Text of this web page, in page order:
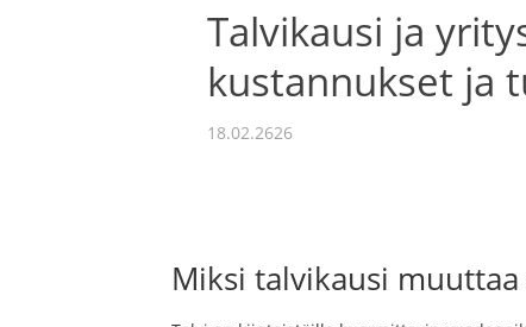
Talvikausi ja
kustannukset ja
18.02.2626
Miksi talvikausi